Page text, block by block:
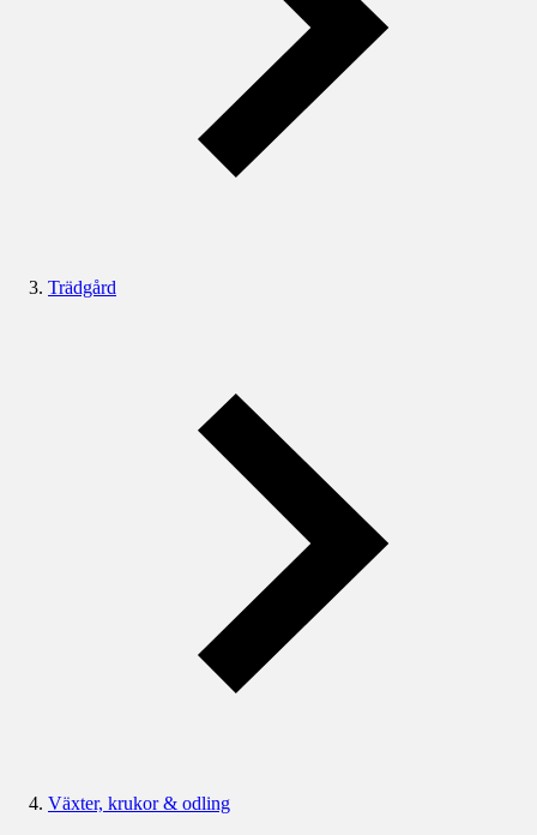
Trädgård
Växter, krukor & odling